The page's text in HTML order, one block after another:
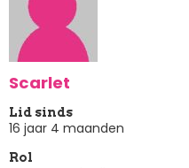
Scarlet
Lid sinds
16 jaar 4 maanden
Rol